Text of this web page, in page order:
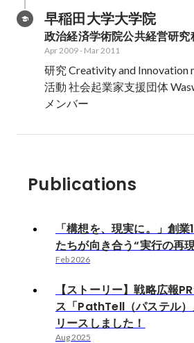
早稲田大学大学院
政治経済学術院公共経営研究
Apr 2009- Mar 2011
研究 Creativity and Innovation
活動 社会起業家支援団体
メンバー
Publications
「構想を、現実に。」創業
たちが向き合う“実行の再
Feb 2026
【ストーリー】戦略広報
ス「PathTell（パステル）
リースしました！
Aug 2025